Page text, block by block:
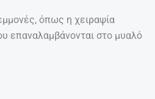
όπως η χειραψία
επαναλαμβάνονται στο μυαλό